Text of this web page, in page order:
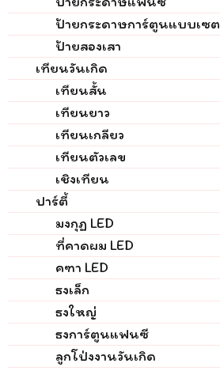
ป้ายกระดาษการ์ตูนแบบเซต
ป้ายสองเสา
เทียนวันเกิด
เทียนสั้น
เทียนยาว
เทียนเกลียว
เทียนตัวเลข
เชิงเทียน
ปาร์ตี้
มงกุฏ LED
ที่คาดผม LED
คฑา LED
ธงเล็ก
ธงใหญ่
ธงการ์ตูนแฟนซี
ลูกโป่งงานวันเกิด